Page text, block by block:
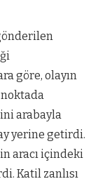
göre, olayın
noktada
arabayla
yerine getirdi.
aracı içindeki
Katil zanlısı